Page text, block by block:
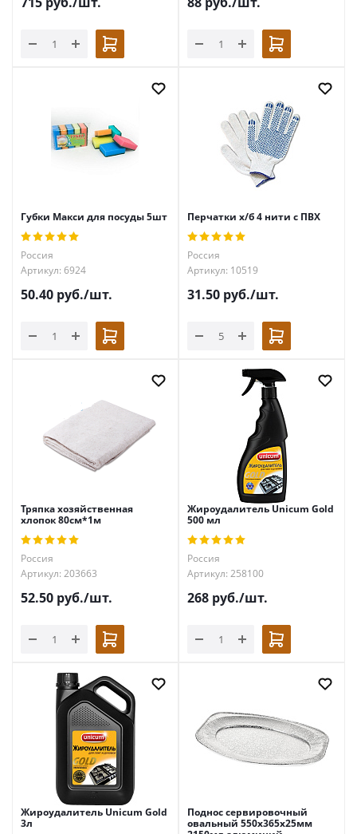
Губки Макси для посуды 5шт
Россия
Артикул: 6924
50.40 руб./шт.
Перчатки х/б 4 нити с ПВХ
Россия
Артикул: 10519
31.50 руб./шт.
Тряпка хозяйственная
хлопок 80см*1м
Россия
Артикул: 203663
52.50 руб./шт.
Жироудалитель Unicum Gold
500 мл
Россия
Артикул: 258100
268 руб./шт.
Жироудалитель Unicum Gold
3л
Поднос сервировочный
овальный 550х365х25мм